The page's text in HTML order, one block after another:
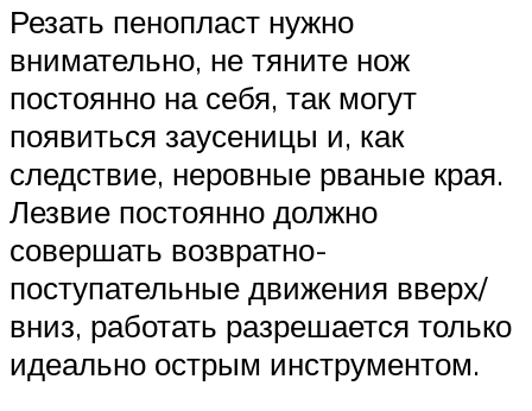
Резать пенопласт нужно
внимательно, не тяните нож
постоянно на себя, так могут
появиться заусеницы и, как
следствие, неровные рваные края.
Лезвие постоянно должно
совершать возвратно-
поступательные движения вверх/
вниз, работать разрешается только
идеально острым инструментом.